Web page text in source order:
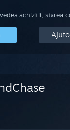
achiziții, starea